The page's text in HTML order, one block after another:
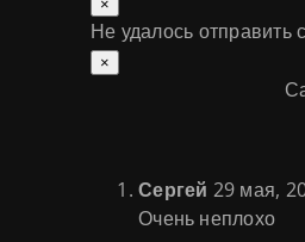
×
Не удалось
×
Сергей 29 мая,
Очень неплохо